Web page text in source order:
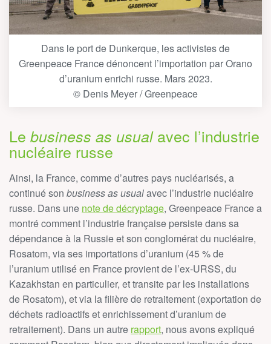
Dans le port de Dunkerque, les activistes de
Greenpeace France dénoncent l’importation par Orano
d’uranium enrichi russe. Mars 2023.
© Denis Meyer / Greenpeace
Le business as usualavec l’industrie
nucléaire russe
Ainsi, la France, comme d’autres pays nucléarisés, a
continué son business as usualavec l’industrie nucléaire
russe. Dans une note de décryptage, Greenpeace France a
montré comment l’industrie française persiste dans sa
dépendance à la Russie et son conglomérat du nucléaire,
Rosatom, via ses importations d’uranium (45 % de
l’uranium utilisé en France provient de l’ex-URSS, du
Kazakhstan en particulier, et transite par les installations
de Rosatom), et via la filière de retraitement (exportation de
déchets radioactifs et enrichissement d’uranium de
retraitement). Dans un autre rapport, nous avons expliqué